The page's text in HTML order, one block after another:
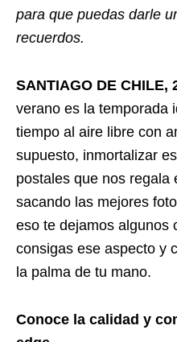
para que puedas darle
recuerdos.
SANTIAGO DE CHILE,
verano es la temporada
tiempo al aire libre con
supuesto, inmortalizar
postales que nos regala
sacando las mejores
eso te dejamos algunos
consigas ese aspecto y
la palma de tu mano.
Conoce la calidad y